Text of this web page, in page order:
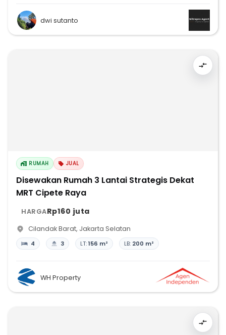
dwi sutanto
RUMAH JUAL
Disewakan Rumah 3 Lantai Strategis Dekat
MRT Cipete Raya
HARGARp160 juta
Cilandak Barat, Jakarta Selatan
4 3 LT:156 m² LB: 200 m²
WH Property